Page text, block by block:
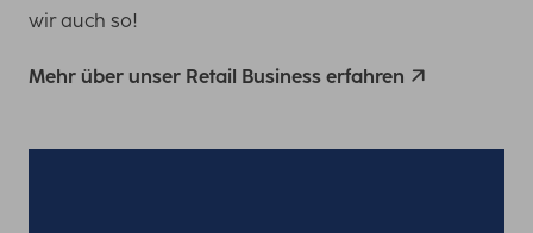
wir auch so!
Mehr über unser Retail Business erfahren